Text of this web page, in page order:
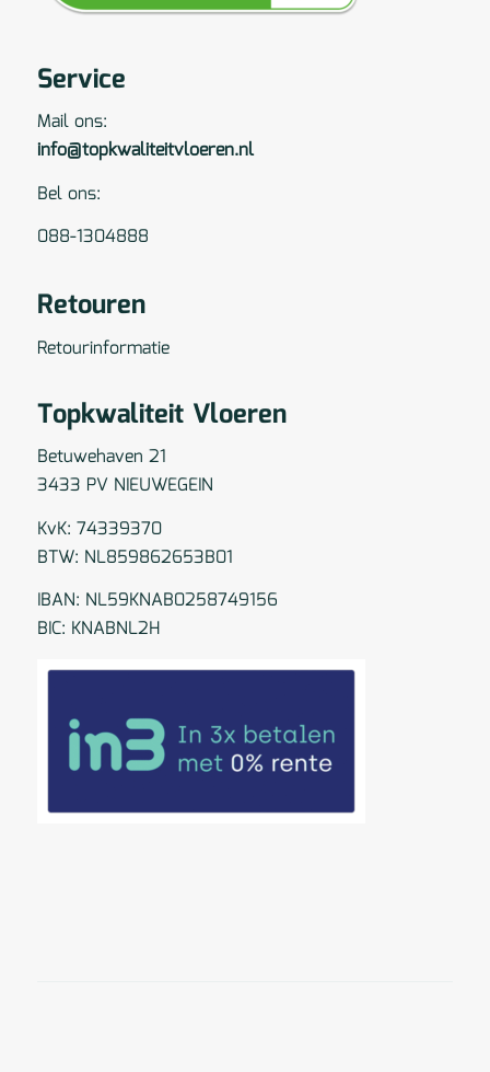
Service
Mail ons:
info@topkwaliteitvloeren.nl
Bel ons:
088-1304888
Retouren
Retourinformatie
Topkwaliteit Vloeren
Betuwehaven 21
3433 PV NIEUWEGEIN
KvK: 74339370
BTW: NL859862653B01
IBAN: NL59KNAB0258749156
BIC: KNABNL2H